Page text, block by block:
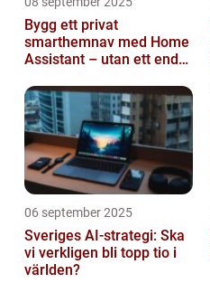
Bygg ett privat
smarthemnav med Home
Assistant – utan ett enda
06 september 2025
Sveriges AI-strategi: Ska
vi verkligen bli topp tio i
världen?